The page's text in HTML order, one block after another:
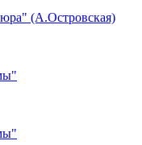
(А.Островская)